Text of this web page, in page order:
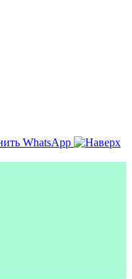
WhatsApp